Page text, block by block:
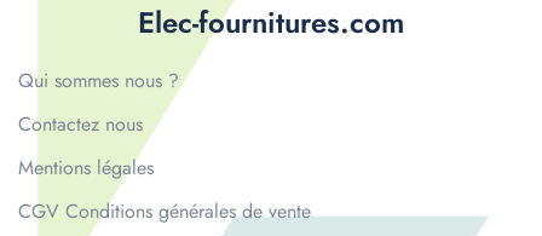
Elec-fournitures.com
Qui sommes nous ?
Contactez nous
Mentions légales
CGV Conditions générales de vente